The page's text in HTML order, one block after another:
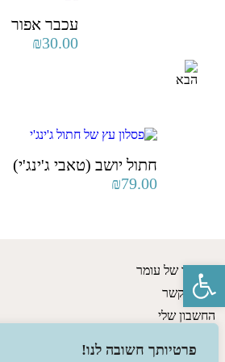
פרטיותך חשובה לנו!
עכבר אפור
₪30.00
חתול יושב (טאבי ג'ינג'י)
₪79.00
הסיפור של עומר
יצירת קשר
החשבון שלי
פתח סרגל נגישות